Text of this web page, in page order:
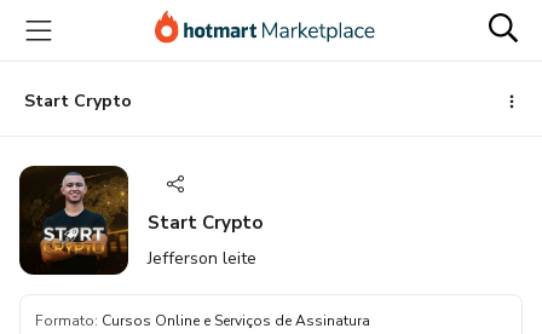
para
conteúdo
principal
para
pagamento
para
rodapé
Start Crypto
Start Crypto
Jefferson leite
Formato: Cursos Online e Serviços de Assinatura